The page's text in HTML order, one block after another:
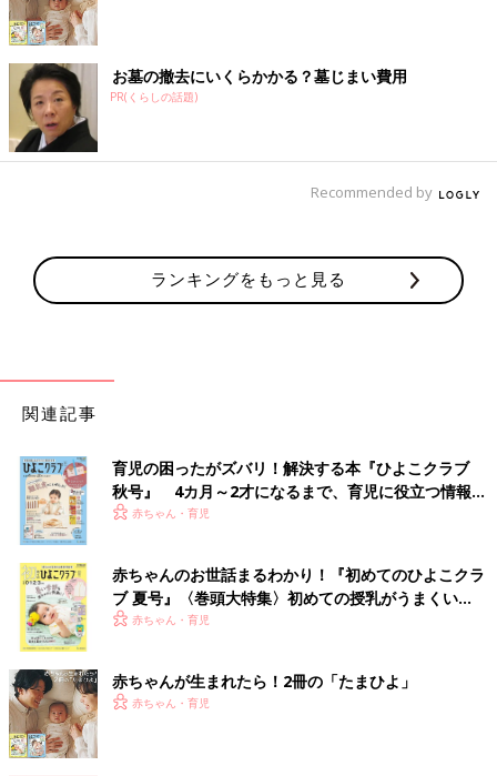
お墓の撤去にいくらかかる？墓じまい費用
PR(くらしの話題)
Recommended by
ランキングをもっと見る
関連記事
育児の困ったがズバリ！解決する本『ひよこクラブ
秋号』 4カ月～2才になるまで、育児に役立つ情報が
いっぱい！
赤ちゃん・育児
赤ちゃんのお世話まるわかり！『初めてのひよこクラ
ブ 夏号』〈巻頭大特集〉初めての授乳がうまくい
く！ おっぱい・ミルクの基本と夏のトラブル 解決テ
赤ちゃん・育児
赤ちゃんが生まれたら！2冊の「たまひよ」
赤ちゃん・育児